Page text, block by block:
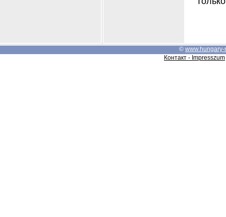
© www.hungary-
Контакт - Impresszum